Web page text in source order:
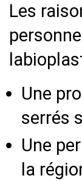
Les
Une
serrés
Une
la